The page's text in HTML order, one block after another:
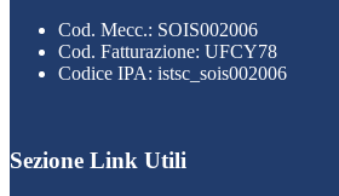
Cod. Mecc.: SOIS002006
Cod. Fatturazione: UFCY78
Codice IPA: istsc_sois002006
Sezione Link Utili